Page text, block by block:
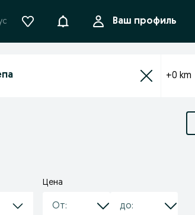
УведомленияВаш профиль
+0 km
Цена